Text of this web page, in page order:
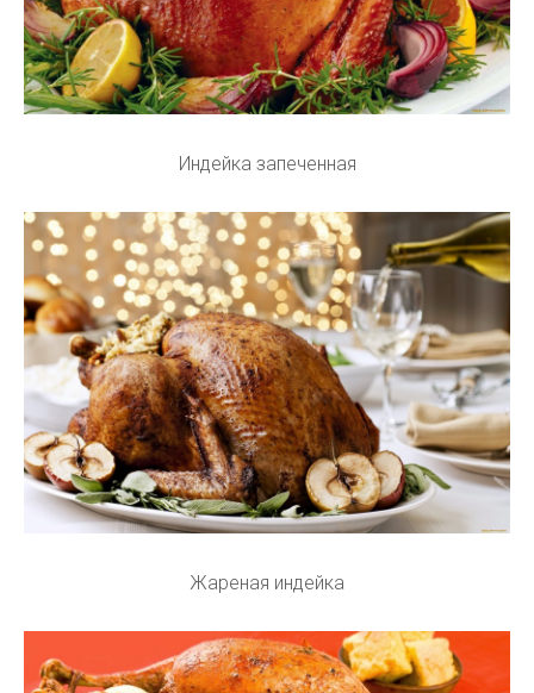
Индейка запеченная
Жареная индейка